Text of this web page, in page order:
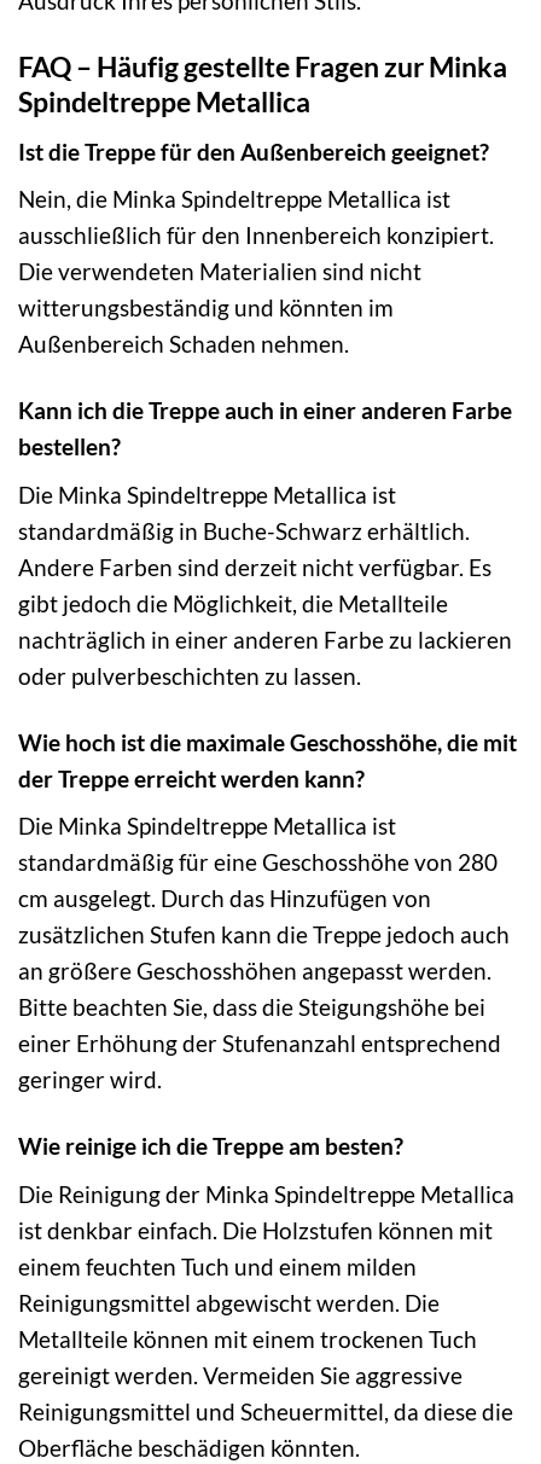
FAQ – Häufig gestellte Fragen zur Minka
Spindeltreppe Metallica
Ist die Treppe für den Außenbereich geeignet?
Nein, die Minka Spindeltreppe Metallica ist
ausschließlich für den Innenbereich konzipiert.
Die verwendeten Materialien sind nicht
witterungsbeständig und könnten im
Außenbereich Schaden nehmen.
Kann ich die Treppe auch in einer anderen Farbe
bestellen?
Die Minka Spindeltreppe Metallica ist
standardmäßig in Buche-Schwarz erhältlich.
Andere Farben sind derzeit nicht verfügbar. Es
gibt jedoch die Möglichkeit, die Metallteile
nachträglich in einer anderen Farbe zu lackieren
oder pulverbeschichten zu lassen.
Wie hoch ist die maximale Geschosshöhe, die mit
der Treppe erreicht werden kann?
Die Minka Spindeltreppe Metallica ist
standardmäßig für eine Geschosshöhe von 280
cm ausgelegt. Durch das Hinzufügen von
zusätzlichen Stufen kann die Treppe jedoch auch
an größere Geschosshöhen angepasst werden.
Bitte beachten Sie, dass die Steigungshöhe bei
einer Erhöhung der Stufenanzahl entsprechend
geringer wird.
Wie reinige ich die Treppe am besten?
Die Reinigung der Minka Spindeltreppe Metallica
ist denkbar einfach. Die Holzstufen können mit
einem feuchten Tuch und einem milden
Reinigungsmittel abgewischt werden. Die
Metallteile können mit einem trockenen Tuch
gereinigt werden. Vermeiden Sie aggressive
Reinigungsmittel und Scheuermittel, da diese die
Oberfläche beschädigen könnten.